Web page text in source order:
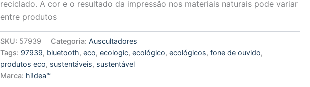
reciclado. A cor e o resultado da impressão nos materiais naturais pode variar
entre produtos
SKU: 57939 Categoria:Auscultadores
Tags: 97939, bluetooth,eco,ecologic,ecológico,ecológicos,fone de ouvido,
produtos eco, sustentáveis, sustentável
Marca: hi!dea™